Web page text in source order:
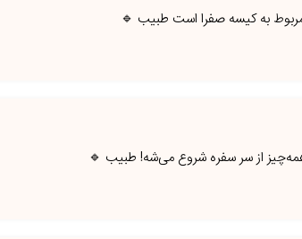
مربوط به کیسه صفرا است طبیب 🔹
همه‌چیز از سر سفره شروع می‌شه! طبیب 🔹